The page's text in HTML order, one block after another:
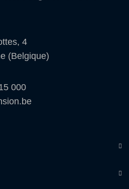
4
(Belgique)
000